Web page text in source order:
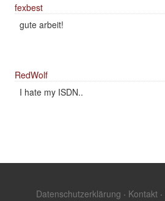
fexbest
gute arbeit!
RedWolf
I hate my ISDN..
Datenschutzerklärung · Kontakt ·